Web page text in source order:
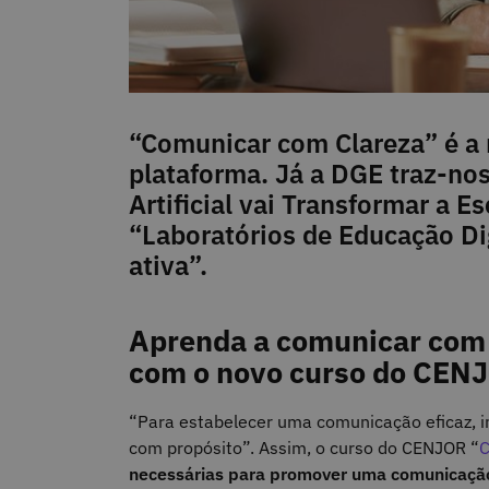
“Comunicar com Clareza” é
plataforma. Já a DGE traz-
Artificial vai Transformar a
“Laboratórios de Educação
ativa”.
Aprenda a comunicar
com o novo curso do
“Para estabelecer uma comunicação eficaz,
com propósito”. Assim, o curso do CENJOR “
necessárias para promover uma